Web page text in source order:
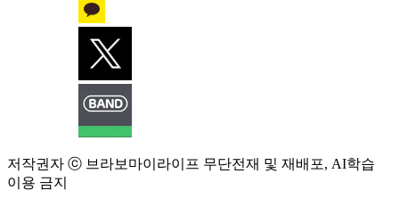
저작권자 ⓒ 브라보마이라이프 무단전재 및 재배포, AI학습
이용 금지